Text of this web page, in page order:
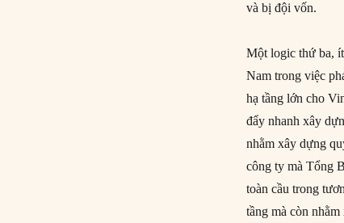
và bị đội vốn.
Một logic thứ ba,
Nam trong việc
hạ tầng lớn cho
đẩy nhanh xây
nhằm xây dựng
công ty mà Tổng
toàn cầu trong
tầng mà còn